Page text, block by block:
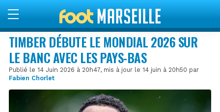
TIMBER DÉBUTE LE MONDIAL 2026 SUR
LE BANC AVEC LES PAYS-BAS
Publié le 14 Juin 2026 à 20h47, mis à jour le 14 juin à 20h50 par
Fabien Chorlet